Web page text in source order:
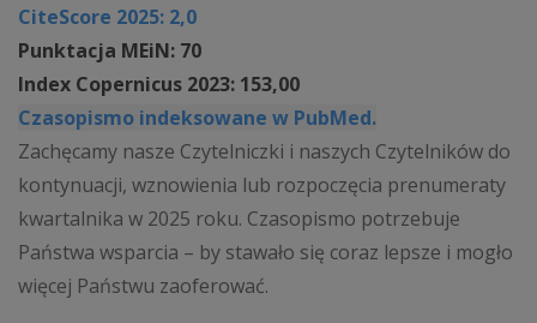
CiteScore 2025: 2,0
Punktacja MEiN: 70
Index Copernicus 2023: 153,00
Czasopismo indeksowane w PubMed.
Zachęcamy nasze Czytelniczki i naszych Czytelników do
kontynuacji, wznowienia lub rozpoczęcia prenumeraty
kwartalnika w 2025 roku. Czasopismo potrzebuje
Państwa wsparcia – by stawało się coraz lepsze i mogło
więcej Państwu zaoferować.